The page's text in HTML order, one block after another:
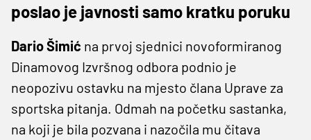
poslao je javnosti samo kratku poruku
Dario Šimić na prvoj sjednici novoformiranog
Dinamovog Izvršnog odbora podnio je
neopozivu ostavku na mjesto člana Uprave za
sportska pitanja. Odmah na početku sastanka,
na koji je bila pozvana i nazočila mu čitava